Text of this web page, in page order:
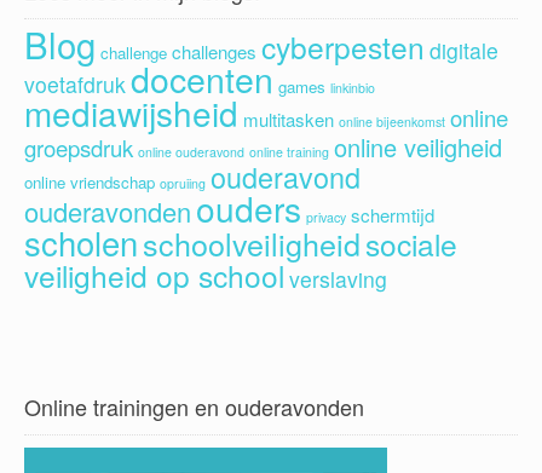
Blog challenge challenges cyberpesten digitale
voetafdrukdocenten games linkinbio
mediawijsheid multitasken online bijeenkomst online
groepsdruk online ouderavond online training online veiligheid
online vriendschap opruiing ouderavond
ouderavondenouders privacy schermtijd
scholenschoolveiligheidsociale
veiligheid op school verslaving
Online trainingen en ouderavonden